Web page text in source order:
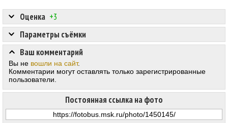
Оценка +3
Постоянная ссылка на фото
Параметры съёмки
Ваш комментарий
Вы не вошли на сайт.
Комментарии могут оставлять только зарегистрированные
пользователи.